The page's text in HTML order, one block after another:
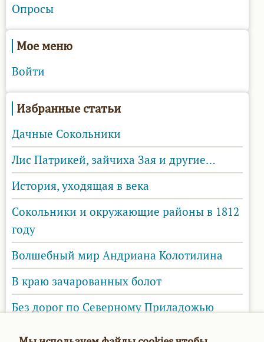
Опросы
Мое меню
Войти
Избранные статьи
Дачные Сокольники
Лис Патрикей, зайчиха Зая и другие…
История, уходящая в века
Сокольники и окружающие районы в 1812
году
Волшебный мир Андриана Колотилина
В краю зачарованных болот
Без дорог по Северному Приладожью